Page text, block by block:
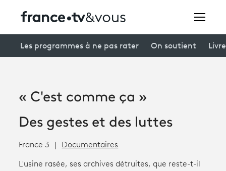
Creators
À la une
Participer et assister à une émission
Les programmes à ne pas rater On soutient
« C'est comme ça »
Des gestes et des luttes
France 3 Documentaires
L'usine rasée, ses archives détruites, que reste-t-il